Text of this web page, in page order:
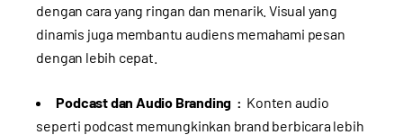
dengan cara yang ringan dan menarik. Visual yang
dinamis juga membantu audiens memahami pesan
dengan lebih cepat.
Podcast dan Audio Branding : Konten audio
seperti podcast memungkinkan brand berbicara lebih